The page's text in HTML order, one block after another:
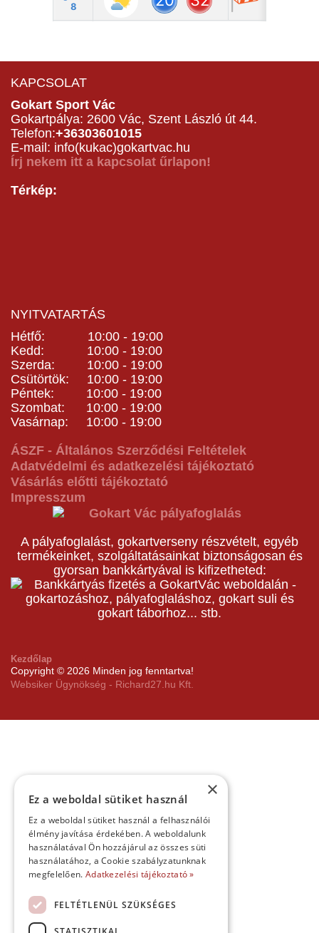
KAPCSOLAT
Gokart Sport Vác
Gokartpálya: 2600 Vác, Szent László út 44.
Telefon:+36303601015
E-mail: info(kukac)gokartvac.hu
Írj nekem itt a kapcsolat űrlapon!
Térkép:
NYITVATARTÁS
Hétfő: 10:00 - 19:00
Kedd: 10:00 - 19:00
Szerda: 10:00 - 19:00
Csütörtök: 10:00 - 19:00
Péntek: 10:00 - 19:00
Szombat: 10:00 - 19:00
Vasárnap: 10:00 - 19:00
ÁSZF - Általános Szerződési Feltételek
Adatvédelmi és adatkezelési tájékoztató
Vásárlás előtti tájékoztató
Impresszum
A pályafoglalást, gokartverseny részvételt, egyéb
termékeinket, szolgáltatásainkat biztonságosan és
gyorsan bankkártyával is kifizetheted:
Kezdőlap
Copyright © 2026 Minden jog fenntartva!
Websiker Ügynökség - Richard27.hu Kft.
×
Ez a weboldal sütiket használ
Ez a weboldal sütiket használ a felhasználói
élmény javítása érdekében. A weboldalunk
használatával Ön hozzájárul az összes süti
használatához, a Cookie szabályzatunknak
megfelelően. Adatkezelési tájékoztató »
FELTÉTLENÜL SZÜKSÉGES